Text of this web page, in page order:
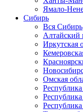
Ямало-
Сибирь
Вся Сибирь
Алтайский
Иркутская
Омская